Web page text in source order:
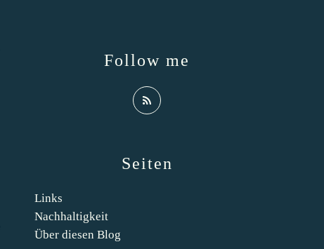
Seiten
Links
Nachhaltigkeit
Über diesen Blog
Follow me